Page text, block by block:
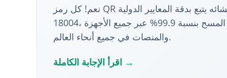
نعم! كل رمز QR نقوم بإنشائه يتبع بدقة المعايير الدولية ISO/IEC
18004، مما يضمن موثوقية المسح بنسبة 99.9% عبر جميع الأجهزة
والمنصات في جميع أنحاء العالم.
اقرأ الإجابة الكاملة →